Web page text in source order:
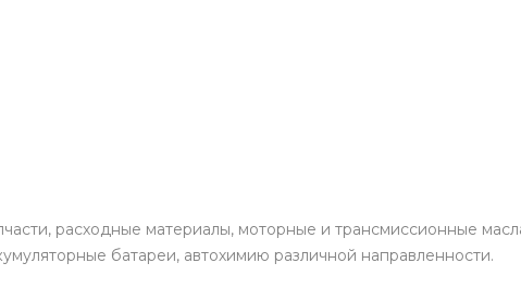
расходные материалы, моторные и трансмиссионные
батареи, автохимию различной направленности.